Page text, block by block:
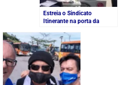
Estreia o Sindicato
Itinerante na porta da